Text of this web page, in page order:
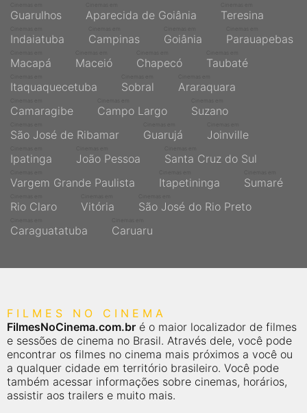
Guarulhos Aparecida de Goiânia Teresina
Indaiatuba Campinas Goiânia Parauapebas
Macapá Maceió Chapecó Taubaté
Itaquaquecetuba Sobral Araraquara
Camaragibe Campo Largo Suzano
São José de Ribamar Guarujá Joinville
Ipatinga João Pessoa Santa Cruz do Sul
Vargem Grande Paulista Itapetininga Sumaré
Rio Claro Vitória São José do Rio Preto
Caraguatatuba Caruaru
FILMES NO CINEMA
FilmesNoCinema.com.br é o maior localizador de filmes
e sessões de cinema no Brasil. Através dele, você pode
encontrar os filmes no cinema mais próximos a você ou
a qualquer cidade em território brasileiro. Você pode
também acessar informações sobre cinemas, horários,
assistir aos trailers e muito mais.